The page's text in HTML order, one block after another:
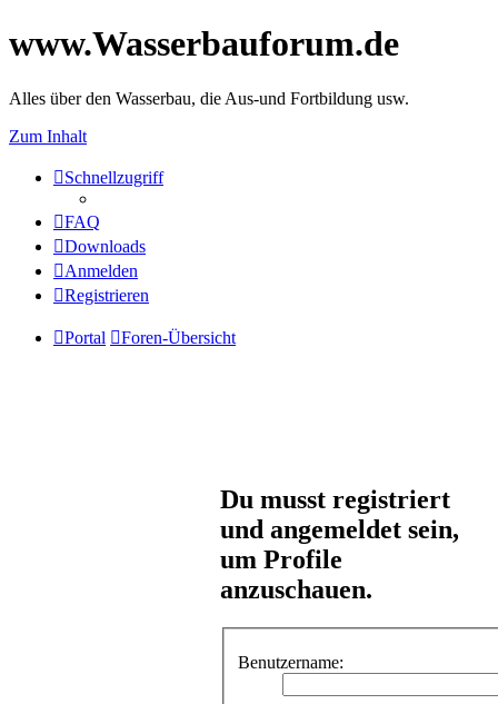
www.Wasserbauforum.de
Alles über den Wasserbau, die Aus-und Fortbildung usw.
Zum Inhalt
Schnellzugriff
FAQ
Downloads
Anmelden
Registrieren
Portal Foren-Übersicht
Du musst registriert
und angemeldet sein,
um Profile
anzuschauen.
Benutzername: